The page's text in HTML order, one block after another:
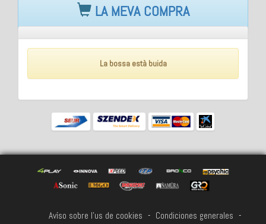
LA MEVA COMPRA
La bossa està buida
Avíso sobre l'us de cookies - Condiciones generales -